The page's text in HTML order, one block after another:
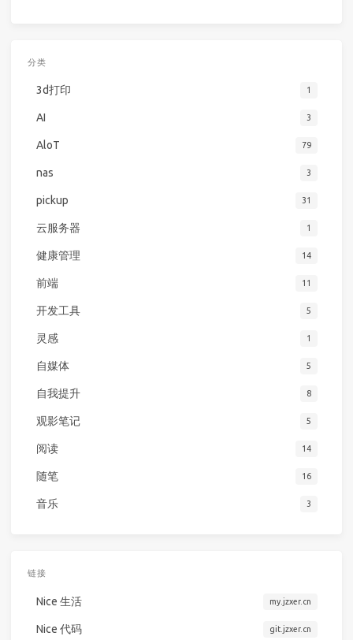
分类
3d打印 1
AI 3
AloT 79
nas 3
pickup 31
云服务器 1
健康管理 14
前端 11
开发工具 5
灵感 1
自媒体 5
自我提升 8
观影笔记 5
阅读 14
随笔 16
音乐 3
链接
Nice 生活 my.jzxer.cn
Nice 代码 git.jzxer.cn